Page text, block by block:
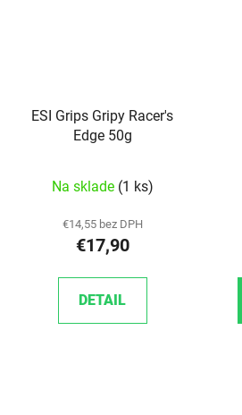
ESI Grips Gripy Racer's
Edge 50g
Na sklade (1 ks)
€14,55 bez DPH
€17,90
DETAIL